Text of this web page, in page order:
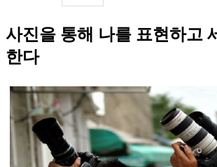
사진을 통해 나를 표현하고
한다